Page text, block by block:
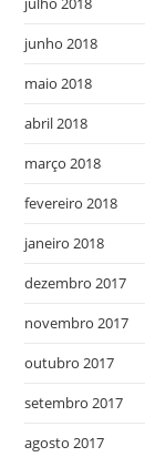
junho 2018
maio 2018
abril 2018
março 2018
fevereiro 2018
janeiro 2018
dezembro 2017
novembro 2017
outubro 2017
setembro 2017
agosto 2017